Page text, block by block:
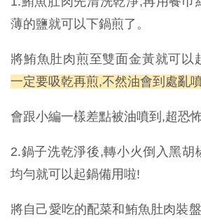
薄的鹽就可以下鍋煎了。
將鮪魚肚肉煎至雙面金黃就可以
一定要吸乾再煎,不然油會到處亂
會跟小編一樣差點被油噴到,超恐怖
2.鍋子洗乾淨後,轉小火倒入黑胡
均勻就可以起鍋備用啦!
將自己愛吃的配菜和鮪魚肚肉裝